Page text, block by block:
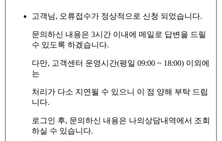
고객님, 오류접수가 정상적으로 신청 되었습니다.
문의하신 내용은 3시간 이내에 메일로 답변을 드릴
수 있도록 하겠습니다.
다만, 고객센터 운영시간(평일 09:00 ~ 18:00) 이외에
는
처리가 다소 지연될 수 있으니 이 점 양해 부탁 드립
니다.
로그인 후, 문의하신 내용은 나의상담내역에서 조회
하실 수 있습니다.